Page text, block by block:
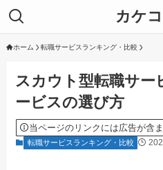
カケ
ホーム 転職サービスランキング・比較
スカウト型転職サー
ービスの選び方
当ページのリンクには広告が含ま
転職サービスランキング・比較